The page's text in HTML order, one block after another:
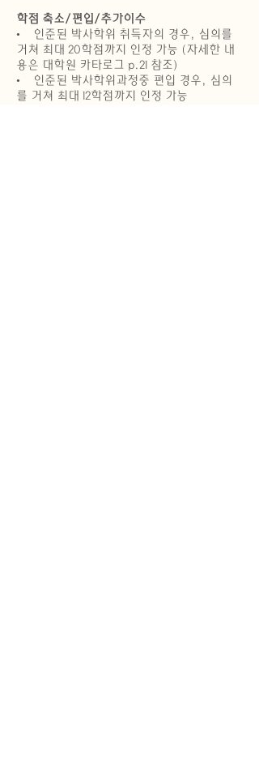
학점 축소/편입/추가이수
• 인준된 박사학위 취득자의 경우, 심의를
거쳐 최대 20학점까지 인정 가능 (자세한 내
용은 대학원 카타로그 p.21 참조)
• 인준된 박사학위과정중 편입 경우, 심의
를 거쳐 최대 12학점까지 인정 가능